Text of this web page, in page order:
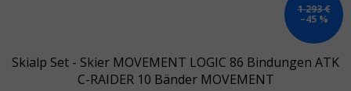
1 293 €
–45 %
Skialp Set - Skier MOVEMENT LOGIC 86 Bindungen ATK
C-RAIDER 10 Bänder MOVEMENT